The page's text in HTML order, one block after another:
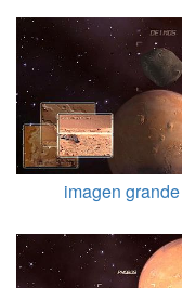
imagen grande